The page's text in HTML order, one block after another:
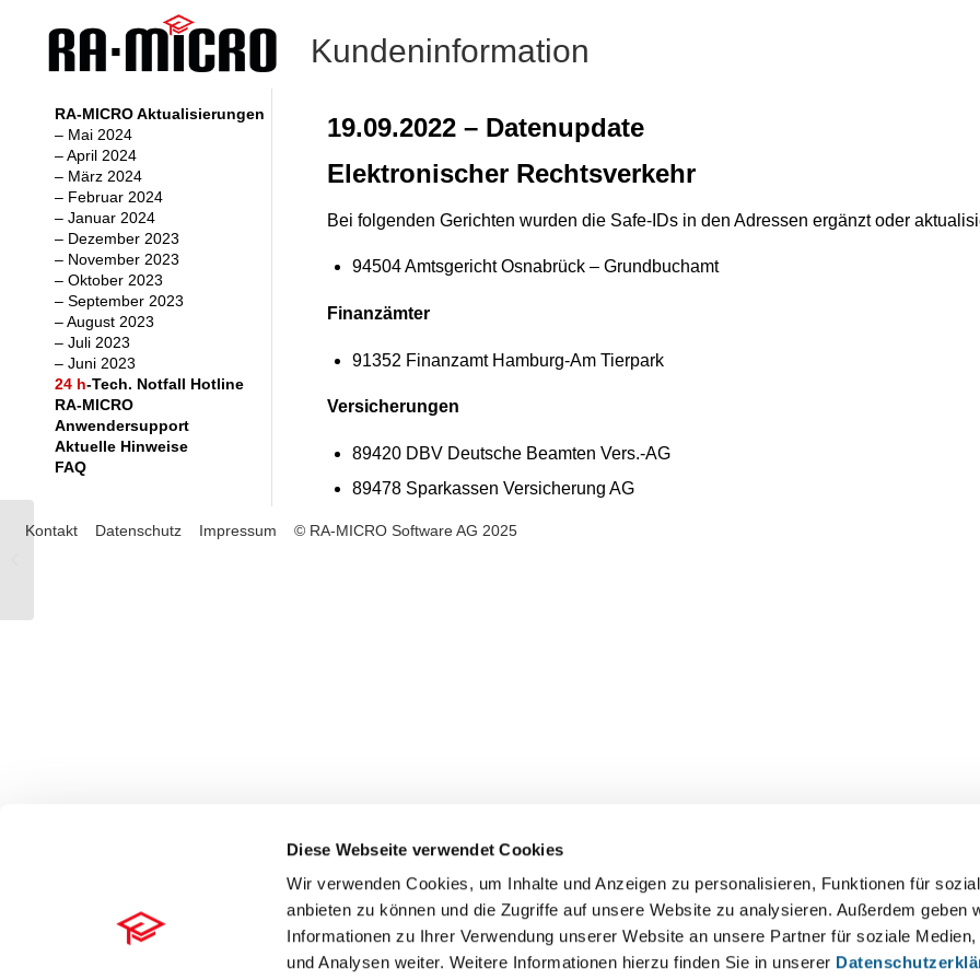
Diese Webseite verwendet Cookies
Wir verwenden Cookies, um Inhalte und Anzeigen zu personalisieren, Funktionen für
anbieten zu können und die Zugriffe auf unsere Website zu analysieren. Außerdem geben
Informationen zu Ihrer Verwendung unserer Website an unsere Partner für soziale Medien,
und Analysen weiter. Weitere Informationen hierzu finden Sie in unserer
Kundeninformation
19.09.2022 – Datenupdate
Elektronischer Rechtsverkehr
Bei folgenden Gerichten wurden die Safe-IDs in den Adressen ergänzt oder
94504 Amtsgericht Osnabrück – Grundbuchamt
Finanzämter
91352 Finanzamt Hamburg-Am Tierpark
Versicherungen
89420 DBV Deutsche Beamten Vers.-AG
89478 Sparkassen Versicherung AG
RA-MICRO Aktualisierungen
– Mai 2024
– April 2024
– März 2024
– Februar 2024
– Januar 2024
– Dezember 2023
– November 2023
– Oktober 2023
– September 2023
– August 2023
– Juli 2023
– Juni 2023
24 h-Tech. Notfall Hotline
RA-MICRO
Anwendersupport
Aktuelle Hinweise
FAQ
Kontakt Datenschutz Impressum © RA-MICRO Software AG 2025